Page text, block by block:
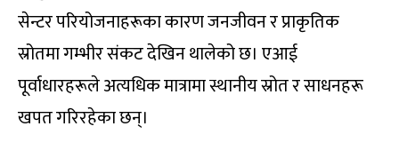
सेन्टर परियोजनाहरूका कारण जनजीवन र प्राकृतिक
स्रोतमा गम्भीर संकट देखिन थालेको छ। एआई
पूर्वाधारहरूले अत्यधिक मात्रामा स्थानीय स्रोत र साधनहरू
खपत गरिरहेका छन्।